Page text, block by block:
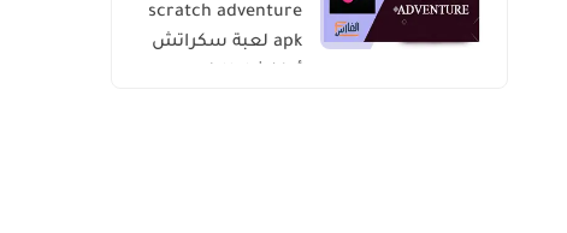
scratch adventure
apk لعبة سكراتش